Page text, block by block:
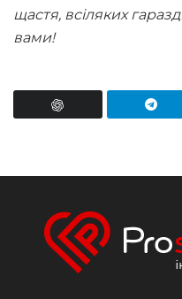
щастя, всіляких
вами!